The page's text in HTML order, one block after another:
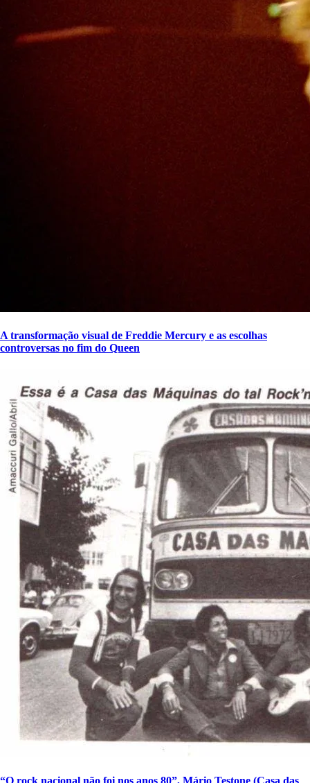
A transformação visual de Freddie Mercury e as escolhas
controversas no fim do Queen
“O rock nacional não foi nos anos 80”, Mário Testone (Casa das